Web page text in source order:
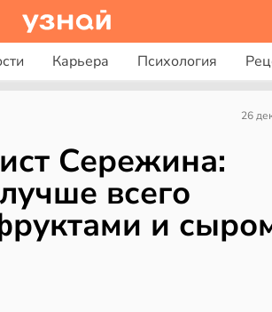
Карьера Психология
26
Сережина:
всего
и